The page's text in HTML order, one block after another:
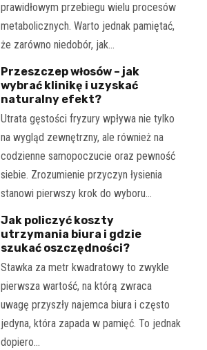
prawidłowym przebiegu wielu procesów
metabolicznych. Warto jednak pamiętać,
że zarówno niedobór, jak…
Przeszczep włosów – jak
wybrać klinikę i uzyskać
naturalny efekt?
Utrata gęstości fryzury wpływa nie tylko
na wygląd zewnętrzny, ale również na
codzienne samopoczucie oraz pewność
siebie. Zrozumienie przyczyn łysienia
stanowi pierwszy krok do wyboru…
Jak policzyć koszty
utrzymania biura i gdzie
szukać oszczędności?
Stawka za metr kwadratowy to zwykle
pierwsza wartość, na którą zwraca
uwagę przyszły najemca biura i często
jedyna, która zapada w pamięć. To jednak
dopiero…